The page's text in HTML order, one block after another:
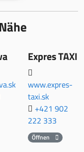
Expres TAXI
www.expres-
taxi.sk
+421 902
222 333
Öffnen